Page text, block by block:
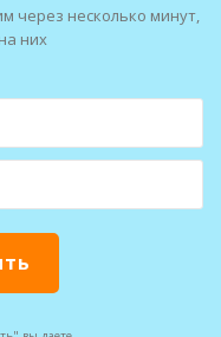
через несколько минут,
них